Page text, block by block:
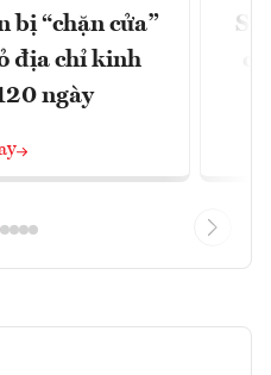
bị “chặn cửa”
địa chỉ kinh
ngày